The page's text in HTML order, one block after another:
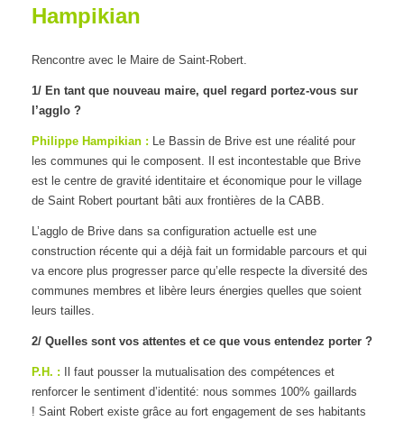
Hampikian
Rencontre avec le Maire de Saint-Robert.
1/ En tant que nouveau maire, quel regard portez-vous sur
l’agglo ?
Philippe Hampikian : Le Bassin de Brive est une réalité pour
les communes qui le composent. Il est incontestable que Brive
est le centre de gravité identitaire et économique pour le village
de Saint Robert pourtant bâti aux frontières de la CABB.
L’agglo de Brive dans sa configuration actuelle est une
construction récente qui a déjà fait un formidable parcours et qui
va encore plus progresser parce qu’elle respecte la diversité des
communes membres et libère leurs énergies quelles que soient
leurs tailles.
2/ Quelles sont vos attentes et ce que vous entendez porter ?
P.H. :
Il faut pousser la mutualisation des compétences et
renforcer le sentiment d’identité: nous sommes 100% gaillards
! Saint Robert existe grâce au fort engagement de ses habitants